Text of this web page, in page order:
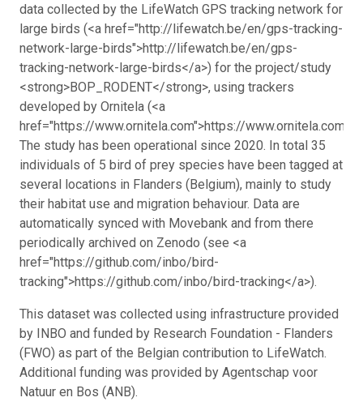
data collected by the LifeWatch GPS tracking network for
large birds (<a href="http://lifewatch.be/en/gps-tracking-
network-large-birds">http://lifewatch.be/en/gps-
tracking-network-large-birds</a>) for the project/study
<strong>BOP_RODENT</strong>, using trackers
developed by Ornitela (<a
href="https://www.ornitela.com">https://www.ornitela.com</
The study has been operational since 2020. In total 35
individuals of 5 bird of prey species have been tagged at
several locations in Flanders (Belgium), mainly to study
their habitat use and migration behaviour. Data are
automatically synced with Movebank and from there
periodically archived on Zenodo (see <a
href="https://github.com/inbo/bird-
tracking">https://github.com/inbo/bird-tracking</a>).
This dataset was collected using infrastructure provided
by INBO and funded by Research Foundation - Flanders
(FWO) as part of the Belgian contribution to LifeWatch.
Additional funding was provided by Agentschap voor
Natuur en Bos (ANB).